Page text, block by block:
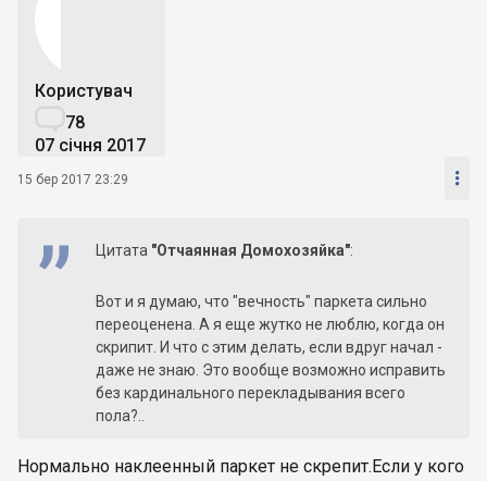
Користувач
78
07 січня 2017
15 бер 2017 23:29 
Цитата "Отчаянная Дoмохозяйка":
Вот и я думаю, что "вечность" паркета сильно
переоценена. А я еще жутко не люблю, когда он
скрипит. И что с этим делать, если вдруг начал -
даже не знаю. Это вообще возможно исправить
без кардинального перекладывания всего
пола?..
Нормально наклеенный паркет не скрепит.Если у кого